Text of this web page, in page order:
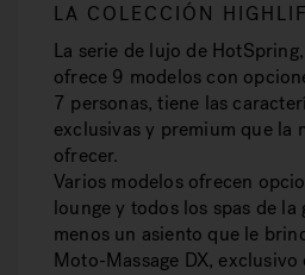
LA COLECCIÓN
La serie de lujo de
ofrece 9 modelos con
7 personas, tiene las
exclusivas y premium que la
ofrecer.
Varios modelos ofrecen
lounge y todos los spas de la
menos un asiento que le
Moto-Massage DX,